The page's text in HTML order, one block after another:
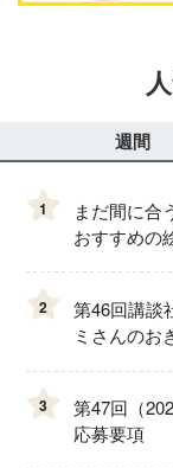
週間
1
まだ間に
おすすめの
2
第46回講談
ミさんの
3
第47回（
応募要項